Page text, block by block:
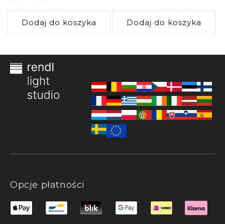
regularna
Dodaj do koszyka
regularna
Dodaj do koszyka
Opcje płatności